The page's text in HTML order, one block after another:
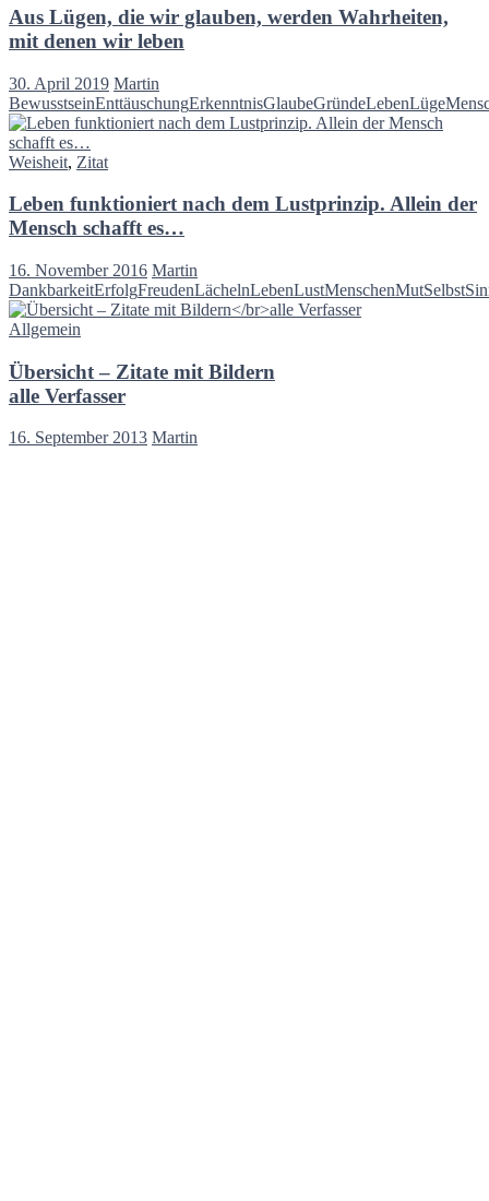
Aus Lügen, die wir glauben, werden Wahrheiten,
mit denen wir leben
30. April 2019 Martin
BewusstseinEnttäuschungErkenntnisGlaubeGründeLebenLüge
Weisheit, Zitat
Leben funktioniert nach dem Lustprinzip. Allein der
Mensch schafft es…
16. November 2016 Martin
DankbarkeitErfolgFreudenLächelnLebenLustMenschenMutSelbst
Allgemein
Übersicht – Zitate mit Bildern
alle Verfasser
16. September 2013 Martin